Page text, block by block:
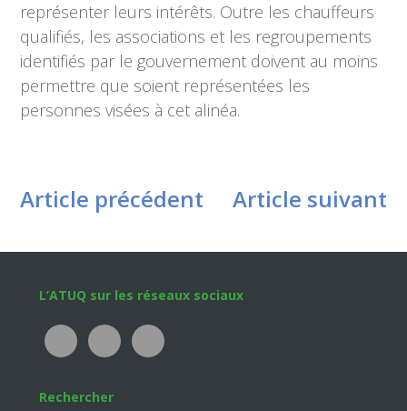
représenter leurs intérêts. Outre les chauffeurs
qualifiés, les associations et les regroupements
identifiés par le gouvernement doivent au moins
permettre que soient représentées les
personnes visées à cet alinéa.
Article précédent Article suivant
Footer
L’ATUQ sur les réseaux sociaux
Rechercher